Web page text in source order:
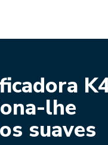
lhe
suaves